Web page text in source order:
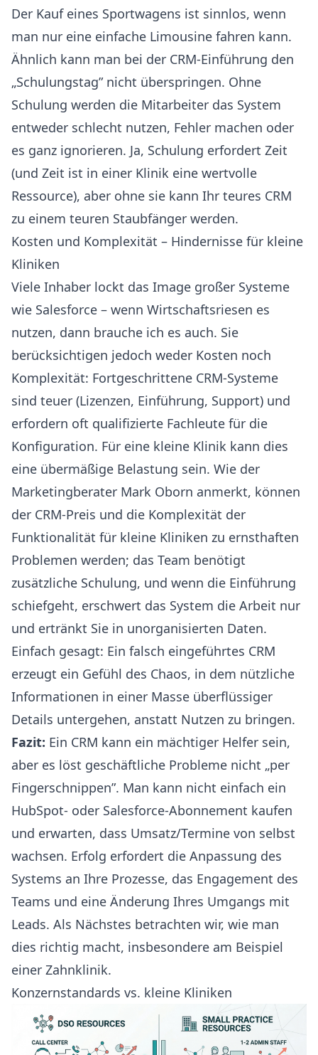
Der Kauf eines Sportwagens ist sinnlos, wenn
man nur eine einfache Limousine fahren kann.
Ähnlich kann man bei der CRM-Einführung den
„Schulungstag” nicht überspringen. Ohne
Schulung werden die Mitarbeiter das System
entweder schlecht nutzen, Fehler machen oder
es ganz ignorieren. Ja, Schulung erfordert Zeit
(und Zeit ist in einer Klinik eine wertvolle
Ressource), aber ohne sie kann Ihr teures CRM
zu einem teuren Staubfänger werden.
Kosten und Komplexität – Hindernisse für kleine
Kliniken
Viele Inhaber lockt das Image großer Systeme
wie Salesforce – wenn Wirtschaftsriesen es
nutzen, dann brauche ich es auch. Sie
berücksichtigen jedoch weder Kosten noch
Komplexität: Fortgeschrittene CRM-Systeme
sind teuer (Lizenzen, Einführung, Support) und
erfordern oft qualifizierte Fachleute für die
Konfiguration. Für eine kleine Klinik kann dies
eine übermäßige Belastung sein. Wie der
Marketingberater Mark Oborn anmerkt, können
der CRM-Preis und die Komplexität der
Funktionalität für kleine Kliniken zu ernsthaften
Problemen werden; das Team benötigt
zusätzliche Schulung, und wenn die Einführung
schiefgeht, erschwert das System die Arbeit nur
und ertränkt Sie in unorganisierten Daten.
Einfach gesagt: Ein falsch eingeführtes CRM
erzeugt ein Gefühl des Chaos, in dem nützliche
Informationen in einer Masse überflüssiger
Details untergehen, anstatt Nutzen zu bringen.
Fazit: Ein CRM kann ein mächtiger Helfer sein,
aber es löst geschäftliche Probleme nicht „per
Fingerschnippen”. Man kann nicht einfach ein
HubSpot- oder Salesforce-Abonnement kaufen
und erwarten, dass Umsatz/Termine von selbst
wachsen. Erfolg erfordert die Anpassung des
Systems an Ihre Prozesse, das Engagement des
Teams und eine Änderung Ihres Umgangs mit
Leads. Als Nächstes betrachten wir, wie man
dies richtig macht, insbesondere am Beispiel
einer Zahnklinik.
Konzernstandards vs. kleine Kliniken